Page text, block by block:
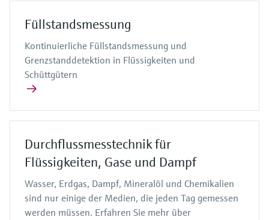
Füllstandsmessung
Kontinuierliche Füllstandsmessung und
Grenzstanddetektion in Flüssigkeiten und
Schüttgütern
Durchflussmesstechnik für
Flüssigkeiten, Gase und Dampf
Wasser, Erdgas, Dampf, Mineralöl und Chemikalien
sind nur einige der Medien, die jeden Tag gemessen
werden müssen. Erfahren Sie mehr über